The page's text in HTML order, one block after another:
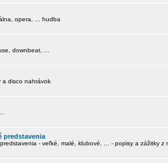
opera, ... hudba
downbeat, ...
a disco nahrávok
predstavenia
- veľké, malé, klubové, ... - popisy a zážitky z